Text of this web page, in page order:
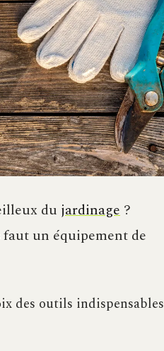
du jardinage ?
un équipement de
des outils indispensables